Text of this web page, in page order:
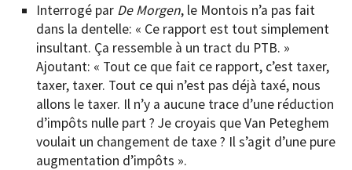
Interrogé par De Morgen, le Montois n’a pas fait
dans la dentelle: « Ce rapport est tout simplement
insultant. Ça ressemble à un tract du PTB. »
Ajoutant: « Tout ce que fait ce rapport, c’est taxer,
taxer, taxer. Tout ce qui n’est pas déjà taxé, nous
allons le taxer. Il n’y a aucune trace d’une réduction
d’impôts nulle part ? Je croyais que Van Peteghem
voulait un changement de taxe ? Il s’agit d’une pure
augmentation d’impôts ».